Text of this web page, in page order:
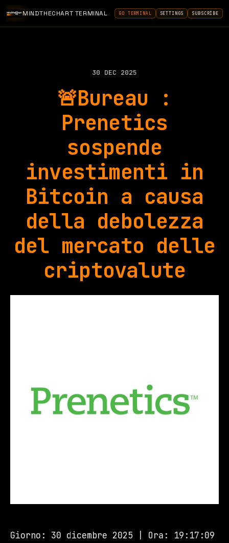
MINDTHECHART TERMINAL GO TERMINAL SETTINGS SUBSCRIBE
30 DEC 2025
🚨Bureau :
Prenetics
sospende
investimenti in
Bitcoin a causa
della debolezza
del mercato delle
criptovalute
Giorno: 30 dicembre 2025 | Ora: 19:17:09